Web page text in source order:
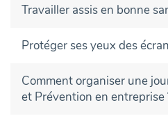
Travailler assis en bonne
Protéger ses yeux des
Comment organiser une
et Prévention en entreprise